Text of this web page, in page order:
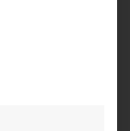
für die eine